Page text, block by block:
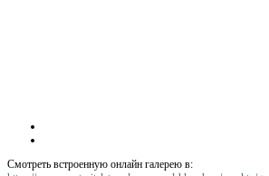
Смотреть встроенную онлайн галерею в: